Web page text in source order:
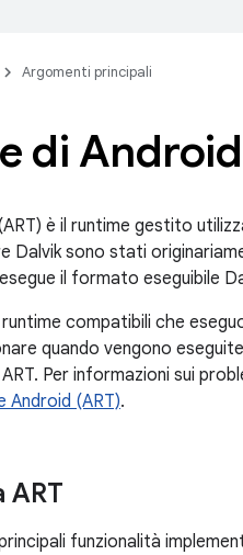
Argomenti principali
di
è il runtime gestito
Dalvik sono stati
il formato eseguibile
runtime compatibili che
quando vengono
Per informazioni sui
Android (ART).
ART
funzionalità